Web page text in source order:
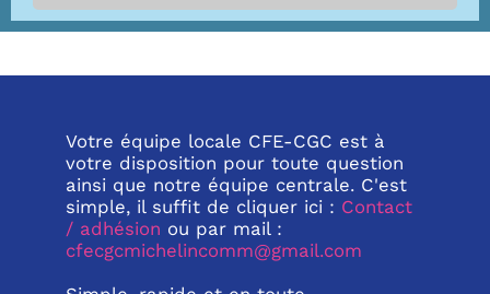
Votre équipe locale CFE-CGC est à
votre disposition pour toute question
ainsi que notre équipe centrale. C'est
simple, il suffit de cliquer ici : Contact
/ adhésion ou par mail :
cfecgcmichelincomm@gmail.com